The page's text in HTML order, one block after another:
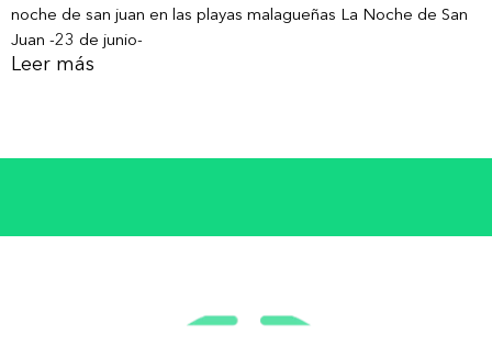
noche de san juan en las playas malagueñas La Noche de San
Juan -23 de junio-
Leer más